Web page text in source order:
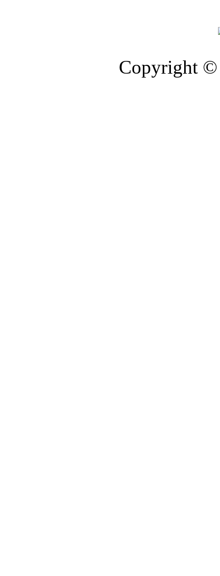
Copyright ©